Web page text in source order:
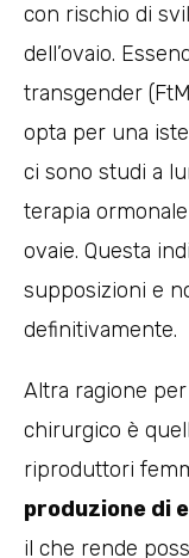
con rischio di
dell’ovaio.
transgender
opta per una
ci sono studi a
terapia
ovaie. Questa
supposizioni e
definitivamente.
Altra ragione
chirurgico è
riproduttori
produzione di
il che rende